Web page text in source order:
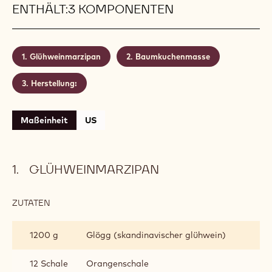
ENTHÄLT:3 KOMPONENTEN
Glühweinmarzipan Baumkuchenmasse
Herstellung:
Maßeinheit US
GLÜHWEINMARZIPAN
ZUTATEN
1200 g
Glögg (skandinavischer glühwein)
12 Schale Orangenschale